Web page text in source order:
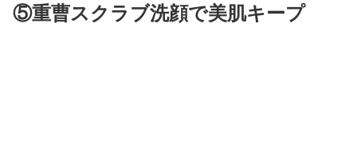
⑤重曹スクラブ洗顔で美肌キープ